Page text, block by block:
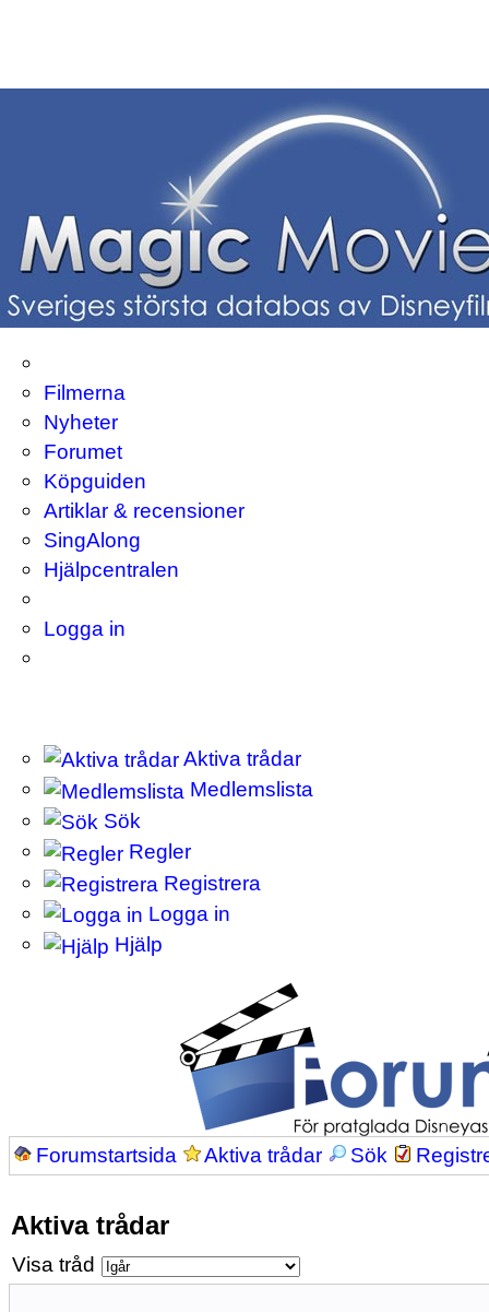
Filmerna
Nyheter
Forumet
Köpguiden
Artiklar & recensioner
SingAlong
Hjälpcentralen
Logga in
Aktiva trådar
Medlemslista
Sök
Regler
Registrera
Logga in
Hjälp
Forumstartsida Aktiva trådar Sök
Aktiva trådar
Visa tråd